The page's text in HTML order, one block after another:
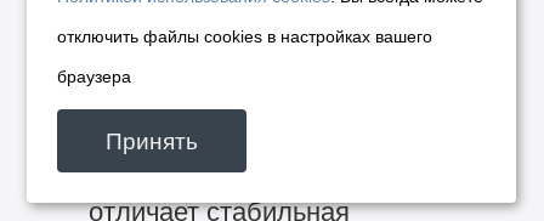
поступательном развитии.
Из более чем 16 активно
работающих застройщиков
можно отметить тех, кого
на протяжении ряда лет
отличает стабильная
отключить файлы cookies в настройках вашего
браузера
Принять